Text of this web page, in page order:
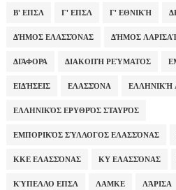
Β' ΕΠΣΛ Γ' ΕΠΣΛ Γ' ΕΘΝΙΚΉ
ΔΉΜΟΣ ΕΛΑΣΣΌΝΑΣ ΔΉΜΟΣ
ΔΙΆΦΟΡΑ ΔΙΑΚΟΠΉ ΡΕΎΜΑΤΟΣ
ΕΙΔΉΣΕΙΣ ΕΛΑΣΣΌΝΑ ΕΛΛΗΝΙΚΉ
ΕΛΛΗΝΙΚΌΣ ΕΡΥΘΡΌΣ ΣΤΑΥΡΌΣ
ΕΜΠΟΡΙΚΌΣ ΣΎΛΛΟΓΟΣ ΕΛΑΣΣΌΝΑΣ
ΚΚΕ ΕΛΑΣΣΌΝΑΣ ΚΥ ΕΛΑΣΣΌΝΑΣ
ΚΎΠΕΛΛΟ ΕΠΣΛ ΛΑΜΚΕ ΛΆΡΙΣΑ